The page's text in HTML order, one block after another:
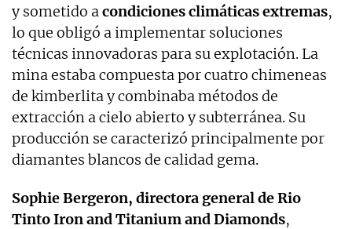
y sometido acondiciones climáticas extremas,
lo que obligó a implementar soluciones
técnicas innovadoras para su explotación. La
mina estaba compuesta por cuatro chimeneas
de kimberlita y combinaba métodos de
extracción a cielo abierto y subterránea. Su
producción se caracterizó principalmente por
diamantes blancos de calidad gema.
Sophie Bergeron, directora general de Rio
Tinto Iron and Titanium and Diamonds,